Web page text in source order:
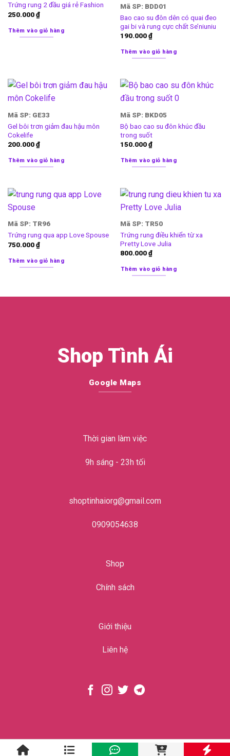
Trứng rung 2 đầu giá rẻ Fashion
250.000₫
Thêm vào giỏ hàng
Mã SP: BDD01
Bao cao su đôn dên có quai đeo
gai bi và rung cực chất Se’niuniu
190.000₫
Thêm vào giỏ hàng
Mã SP: GE33
Gel bôi trơn giảm đau hậu môn
Cokelife
200.000₫
Thêm vào giỏ hàng
Mã SP: BKD05
Bộ bao cao su đôn khúc đầu
trong suốt
150.000₫
Thêm vào giỏ hàng
Mã SP: TR96
Trứng rung qua app Love Spouse
750.000₫
Thêm vào giỏ hàng
Mã SP: TR50
Trứng rung điều khiển từ xa
Pretty Love Julia
800.000₫
Thêm vào giỏ hàng
Shop Tình Ái
Google Maps
Thời gian làm việc
9h sáng - 23h tối
shoptinhaiorg@gmail.com
0909054638
Shop
Chính sách
Giới thiệu
Liên hệ